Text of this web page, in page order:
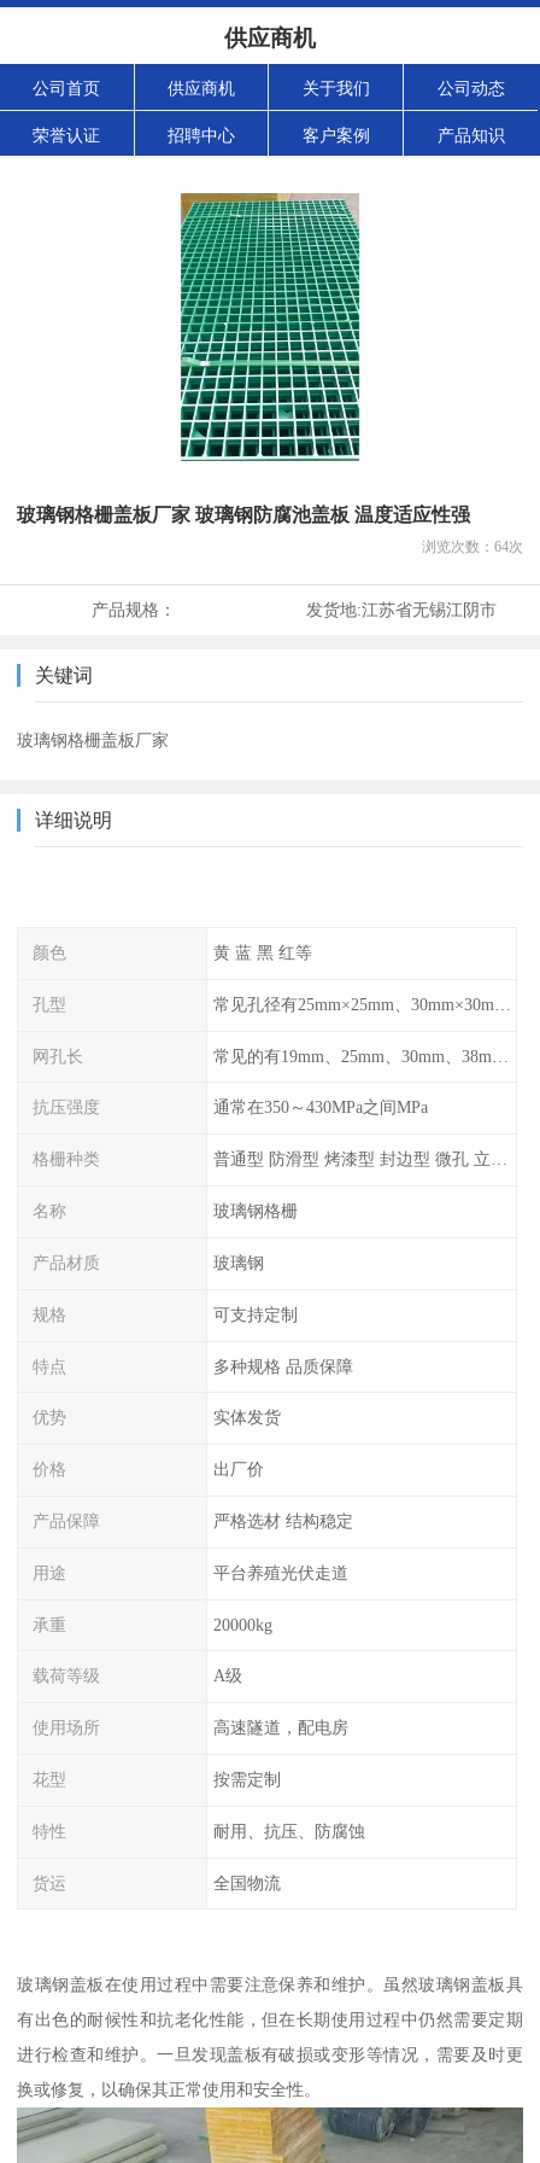
供应商机
公司首页 供应商机 关于我们 公司动态
荣誉认证 招聘中心 客户案例 产品知识
玻璃钢格栅盖板厂家 玻璃钢防腐池盖板 温度适应性强
浏览次数： 64次
产品规格： 发货地:江苏省无锡江阴市
关键词
玻璃钢格栅盖板厂家
详细说明
颜色 黄 蓝 黑 红等
孔型
网孔长
抗压强度 通常在350～430MPa之间MPa
格栅种类 普通型 防滑型 ‌烤漆型 封边型 ‌微孔 立体 加砂覆面型 平面型
名称 玻璃钢格栅
产品材质 玻璃钢
规格 可支持定制
特点 多种规格 品质保障
优势 实体发货
价格 出厂价
产品保障 严格选材 结构稳定
用途 平台养殖光伏走道
承重 20000kg
载荷等级 A级
使用场所 高速隧道，配电房
花型 按需定制
特性 耐用、抗压、防腐蚀
货运 全国物流
玻璃钢盖板在使用过程中需要注意保养和维护。虽然玻璃钢盖板具
有出色的耐候性和抗老化性能，但在长期使用过程中仍然需要定期
进行检查和维护。一旦发现盖板有破损或变形等情况，需要及时更
换或修复，以确保其正常使用和安全性。